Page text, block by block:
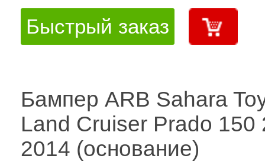
Быстрый заказ
Бампер ARB Sahara
Land Cruiser Prado 150
2014 (основание)